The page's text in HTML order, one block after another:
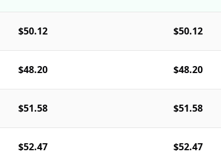
$50.12 $50.12
$48.20 $48.20
$51.58 $51.58
$52.47 $52.47